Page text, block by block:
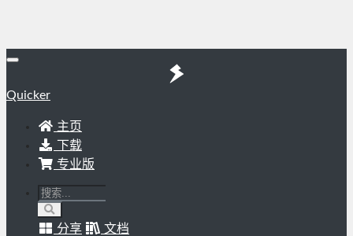
Quicker
主页
下载
专业版
分享
文档